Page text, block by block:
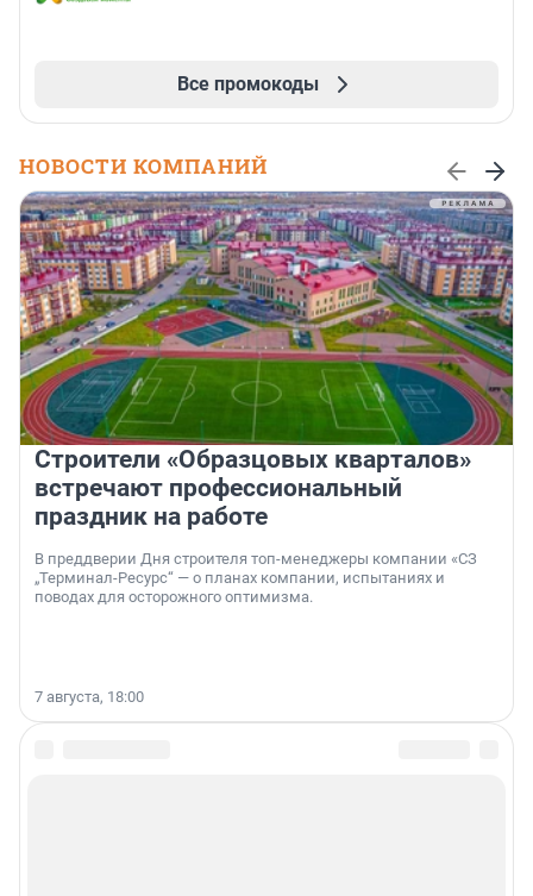
Все промокоды
НОВОСТИ КОМПАНИЙ
Строители «Образцовых кварталов»
встречают профессиональный
праздник на работе
В преддверии Дня строителя топ-менеджеры компании «СЗ
„Терминал-Ресурс“ — о планах компании, испытаниях и
поводах для осторожного оптимизма.
7 августа, 18:00